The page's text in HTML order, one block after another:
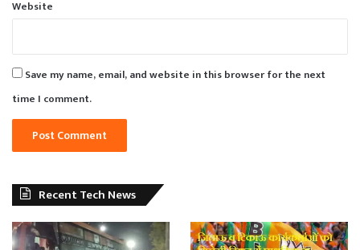
Website
Save my name, email, and website in this browser for the next
time I comment.
Recent Tech News